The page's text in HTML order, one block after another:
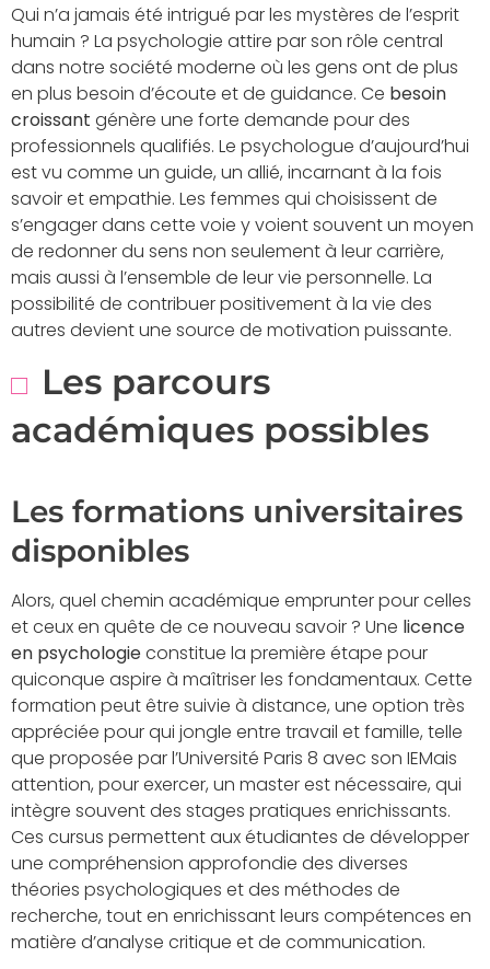
Qui n’a jamais été intrigué par les mystères de l’esprit
humain ? La psychologie attire par son rôle central
dans notre société moderne où les gens ont de plus
en plus besoin d’écoute et de guidance. Ce besoin
croissant génère une forte demande pour des
professionnels qualifiés. Le psychologue d’aujourd’hui
est vu comme un guide, un allié, incarnant à la fois
savoir et empathie. Les femmes qui choisissent de
s’engager dans cette voie y voient souvent un moyen
de redonner du sens non seulement à leur carrière,
mais aussi à l’ensemble de leur vie personnelle. La
possibilité de contribuer positivement à la vie des
autres devient une source de motivation puissante.
Les parcours
académiques possibles
Les formations universitaires
disponibles
Alors, quel chemin académique emprunter pour celles
et ceux en quête de ce nouveau savoir ? Une licence
en psychologieconstitue la première étape pour
quiconque aspire à maîtriser les fondamentaux. Cette
formation peut être suivie à distance, une option très
appréciée pour qui jongle entre travail et famille, telle
que proposée par l’Université Paris 8 avec son IEMais
attention, pour exercer, un master est nécessaire, qui
intègre souvent des stages pratiques enrichissants.
Ces cursus permettent aux étudiantes de développer
une compréhension approfondie des diverses
théories psychologiques et des méthodes de
recherche, tout en enrichissant leurs compétences en
matière d’analyse critique et de communication.